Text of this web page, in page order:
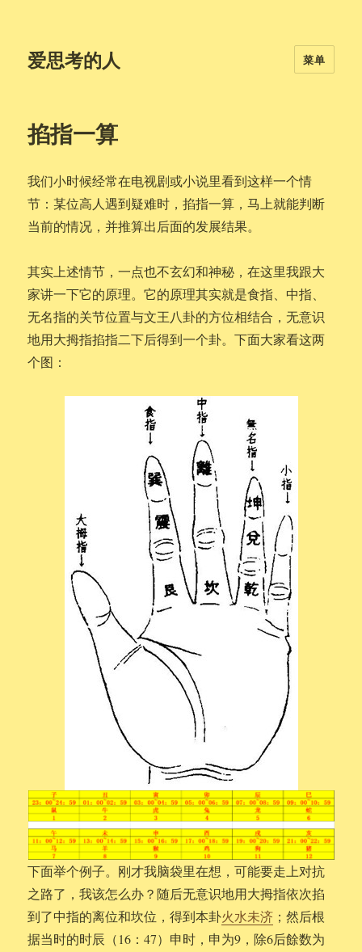
爱思考的人 菜单
掐指一算
我们小时候经常在电视剧或小说里看到这样一个情
节：某位高人遇到疑难时，掐指一算，马上就能判断
当前的情况，并推算出后面的发展结果。
其实上述情节，一点也不玄幻和神秘，在这里我跟大
家讲一下它的原理。它的原理其实就是食指、中指、
无名指的关节位置与文王八卦的方位相结合，无意识
地用大拇指掐指二下后得到一个卦。下面大家看这两
个图：
下面举个例子。刚才我脑袋里在想，可能要走上对抗
之路了，我该怎么办？随后无意识地用大拇指依次掐
到了中指的离位和坎位，得到本卦火水未济 ；然后根
据当时的时辰（16：47）申时，申为9，除6后餘数为